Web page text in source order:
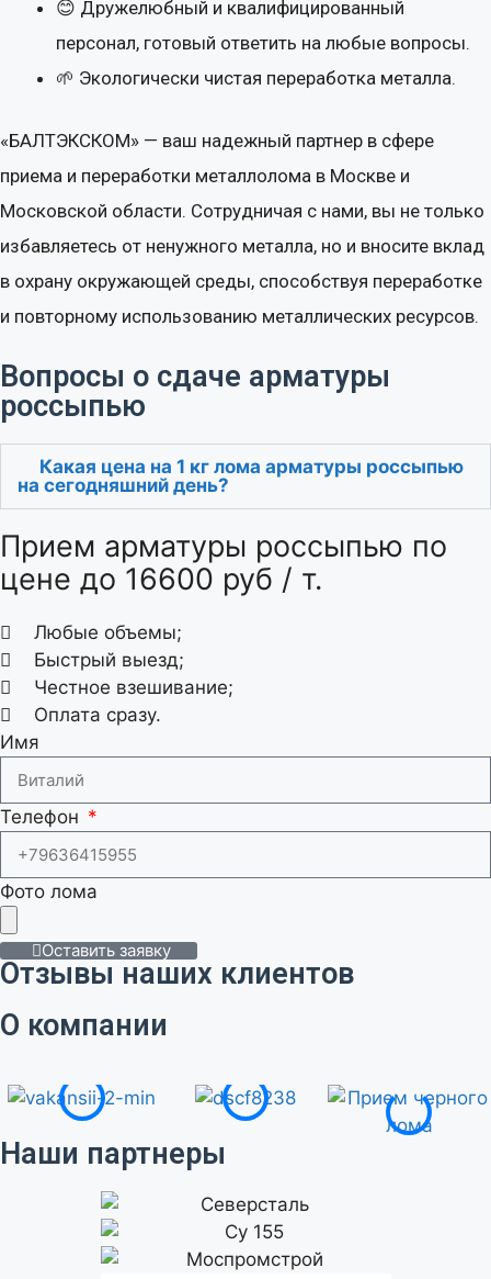
😊 Дружелюбный и квалифицированный
персонал, готовый ответить на любые вопросы.
🌱 Экологически чистая переработка металла.
«БАЛТЭКСКОМ» — ваш надежный партнер в сфере
приема и переработки металлолома в Москве и
Московской области. Сотрудничая с нами, вы не только
избавляетесь от ненужного металла, но и вносите вклад
в охрану окружающей среды, способствуя переработке
и повторному использованию металлических ресурсов.
Вопросы о сдаче арматуры
россыпью
Какая цена на 1 кг лома арматуры россыпью
на сегодняшний день?
Прием арматуры россыпью по
цене до 16600 руб / т.
Любые объемы;
Быстрый выезд;
Честное взешивание;
Оплата сразу.
Имя
Телефон
Фото лома
Оставить заявку
Отзывы наших клиентов
О компании
Наши партнеры
Тип оплаты
Объем лома (в килограммах)
% засора